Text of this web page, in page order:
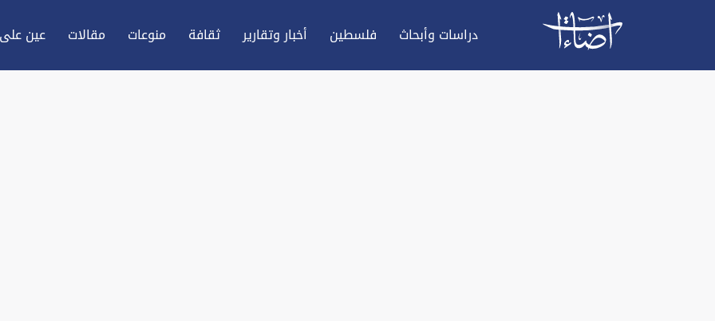
دراسات وأبحاث فلسطين أخبار وتقارير ثقافة منوعات مقالات عين